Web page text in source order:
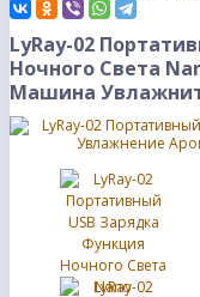
LyRay-02
Ночного Света
Машина